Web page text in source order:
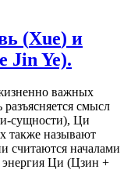
(Xue) и
Jin Ye).
важных
смысл
сущности), Ци
также называют
считаются началами
Ци (Цзин +